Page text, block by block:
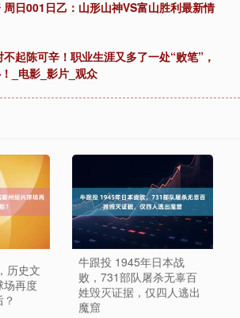
周日001日乙：山形山神VS富山胜利最新情
起陈可辛！职业生涯又多了一处“败笔”，
_电影_影片_观众
历史文
场再度
牛跟投 1945年日本战
败，731部队屠杀无辜百
姓毁灭证据，仅四人逃出
魔窟